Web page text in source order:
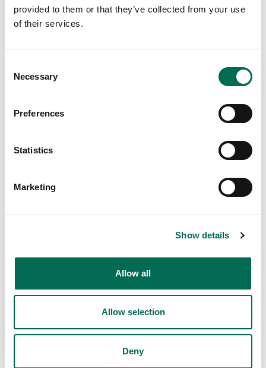
provided to them or that they’ve collected from your use
of their services.
Selection
Necessary
Preferences
Statistics
Marketing
Show details
Allow all
Allow selection
Deny
Chef's Cut